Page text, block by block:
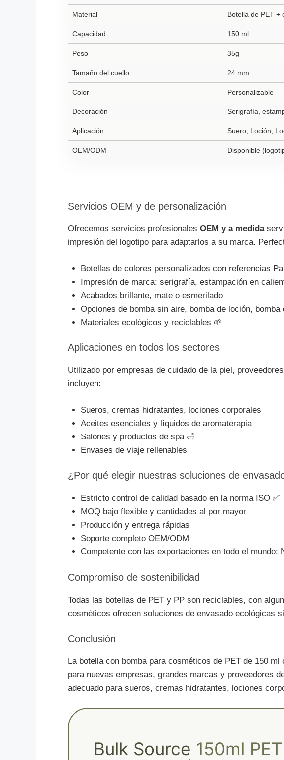
Material Botella de PET +
Capacidad 150 ml
Peso 35g
Tamaño del cuello 24 mm
Color Personalizable
Decoración Serigrafía,
Aplicación Suero, Loción,
OEM/ODM Disponible
Servicios OEM y de personalización
Ofrecemos servicios profesionales OEM y a medida
impresión del logotipo para adaptarlos a su marca.
Botellas de colores personalizados con referencias
Impresión de marca: serigrafía, estampación en
Acabados brillante, mate o esmerilado
Opciones de bomba sin aire, bomba de loción,
Materiales ecológicos y reciclables 🌱
Aplicaciones en todos los sectores
Utilizado por empresas de cuidado de la piel,
incluyen:
Sueros, cremas hidratantes, lociones corporales
Aceites esenciales y líquidos de aromaterapia
Salones y productos de spa 🛁
Envases de viaje rellenables
¿Por qué elegir nuestras soluciones de
Estricto control de calidad basado en la norma ISO ✅
MOQ bajo flexible y cantidades al por mayor
Producción y entrega rápidas
Soporte completo OEM/ODM
Competente con las exportaciones en todo el mundo:
Compromiso de sostenibilidad
Todas las botellas de PET y PP son reciclables, con
cosméticos ofrecen soluciones de envasado ecológicas
Conclusión
La botella con bomba para cosméticos de PET de 150
para nuevas empresas, grandes marcas y proveedores
adecuado para sueros, cremas hidratantes, lociones
Bulk Source 150ml